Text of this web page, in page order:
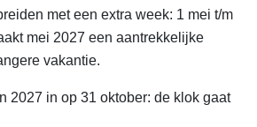
met een extra week: 1 mei t/m
mei 2027 een aantrekkelijke
vakantie.
2027 in op 31 oktober: de klok gaat